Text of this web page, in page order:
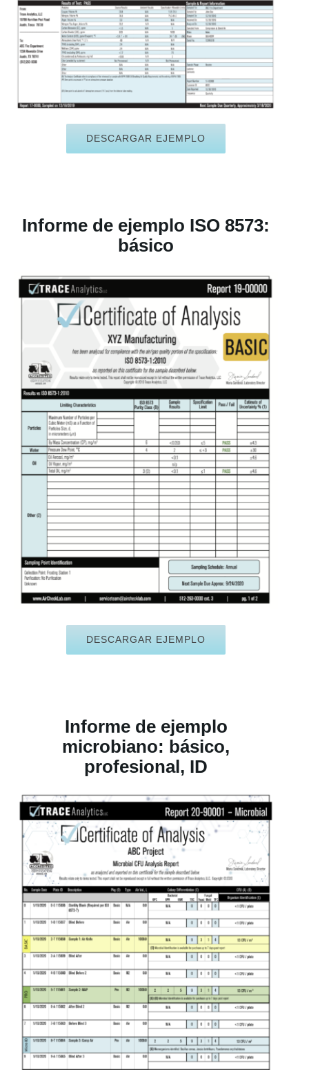
DESCARGAR EJEMPLO
Informe de ejemplo ISO 8573:
básico
DESCARGAR EJEMPLO
Informe de ejemplo
microbiano: básico,
profesional, ID